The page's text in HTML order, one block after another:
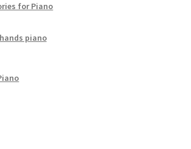
for Piano
piano